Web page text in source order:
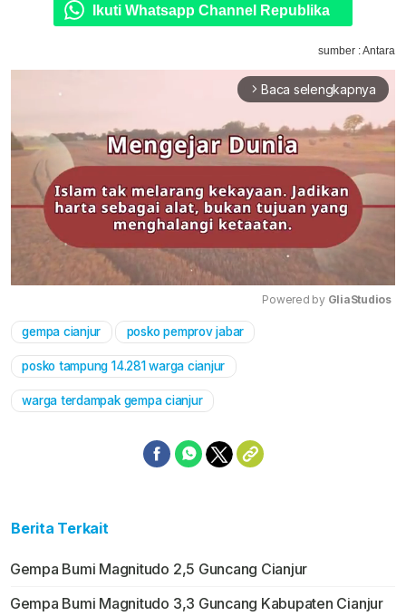
Ikuti Whatsapp Channel Republika
sumber : Antara
arrow_forward_ios Baca selengkapnya
Powered by GliaStudios
gempa cianjur posko pemprov jabar
posko tampung 14.281 warga cianjur
warga terdampak gempa cianjur
Berita Terkait
Gempa Bumi Magnitudo 2,5 Guncang Cianjur
Gempa Bumi Magnitudo 3,3 Guncang Kabupaten Cianjur